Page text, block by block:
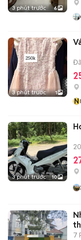
3 phút trước 6
3 phút trước 1
N
3 phút trước 10
7